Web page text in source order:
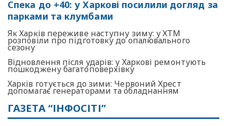
Спека до +40: у Харкові посилили догляд за
парками та клумбами
Як Харків переживе наступну зиму: у ХТМ
розповіли про підготовку до опалювального
сезону
Відновлення після ударів: у Харкові ремонтують
пошкоджену багатоповерхівку
Харків готується до зими: Червоний Хрест
допомагає генераторами та обладнанням
ГАЗЕТА “ІНФОСІТІ”